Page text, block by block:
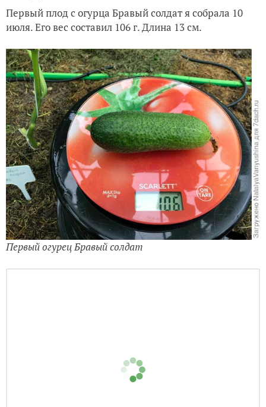
Первый плод с огурца Бравый солдат я собрала 10
июля. Его вес составил 106 г. Длина 13 см.
Первый огурец Бравый солдат